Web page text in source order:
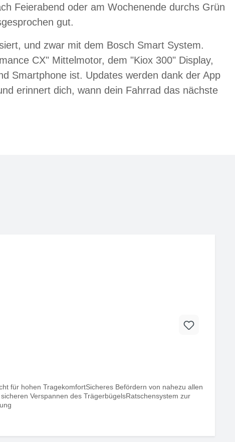
Feierabend oder am Wochenende durchs Grün
gut.
und zwar mit dem Bosch Smart System.
CX" Mittelmotor, dem "Kiox 300" Display,
Smartphone ist. Updates werden dank der App
erinnert dich, wann dein Fahrrad das nächste
für hohen TragekomfortSicheres Befördern von nahezu allen
Verspannen des TrägerbügelsRatschensystem zur